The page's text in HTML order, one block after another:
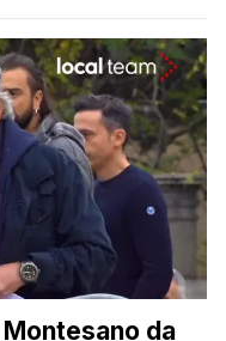
Montesano da